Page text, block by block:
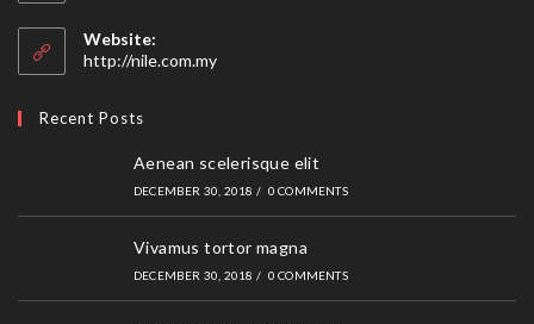
Website:
http://nile.com.my
Recent Posts
Aenean scelerisque elit
DECEMBER 30, 2018 / 0 COMMENTS
Vivamus tortor magna
DECEMBER 30, 2018 / 0 COMMENTS